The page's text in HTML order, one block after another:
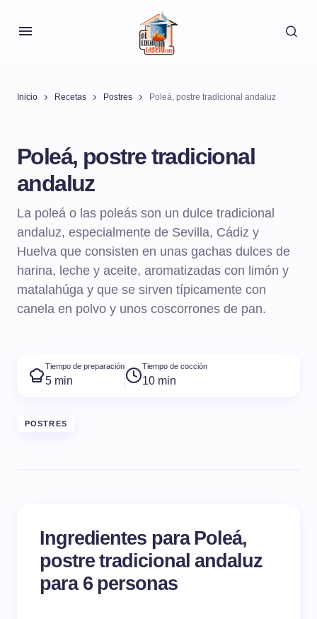
Inicio Recetas Postres Poleá, postre tradicional andaluz
Poleá, postre tradicional
andaluz
La poleá o las poleás son un dulce tradicional
andaluz, especialmente de Sevilla, Cádiz y
Huelva que consisten en unas gachas dulces de
harina, leche y aceite, aromatizadas con limón y
matalahúga y que se sirven típicamente con
canela en polvo y unos coscorrones de pan.
Tiempo de preparación
5 min
Tiempo de cocción
10 min
POSTRES
Ingredientes para Poleá,
postre tradicional andaluz
para 6 personas